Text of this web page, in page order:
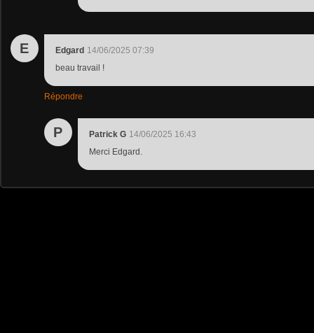
E Edgard 14/06/2025 07:39
beau travail !
Répondre
P Patrick G 14/06/2025 16:43
Merci Edgard.